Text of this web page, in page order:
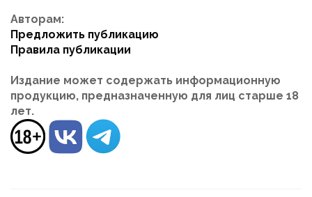
Авторам:
Предложить публикацию
Правила публикации
Издание может содержать информационную
продукцию, предназначенную для лиц старше 18
лет.